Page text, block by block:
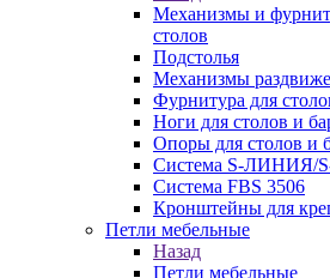
Механизмы и
столов
Подстолья
Механизмы
Фурнитура для
Ноги для столов и
Опоры для столов и
Система S-ЛИНИЯ/
Система FBS 3506
Кронштейны для
Петли мебельные
Назад
Петли мебельные